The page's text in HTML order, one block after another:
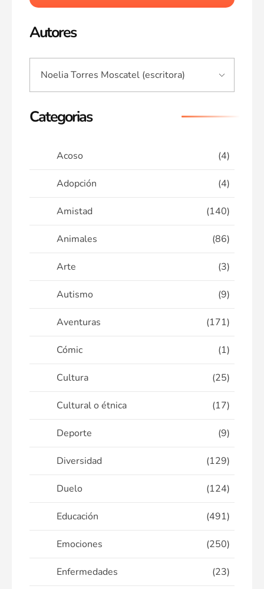
Autores
Categorias
Acoso (4)
Adopción (4)
Amistad (140)
Animales (86)
Arte (3)
Autismo (9)
Aventuras (171)
Cómic (1)
Cultura (25)
Cultural o étnica (17)
Deporte (9)
Diversidad (129)
Duelo (124)
Educación (491)
Emociones (250)
Enfermedades (23)